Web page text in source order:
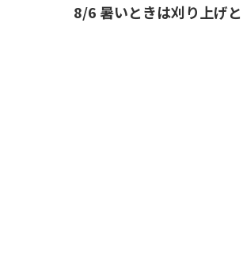
8/6 暑いときは刈り上げ